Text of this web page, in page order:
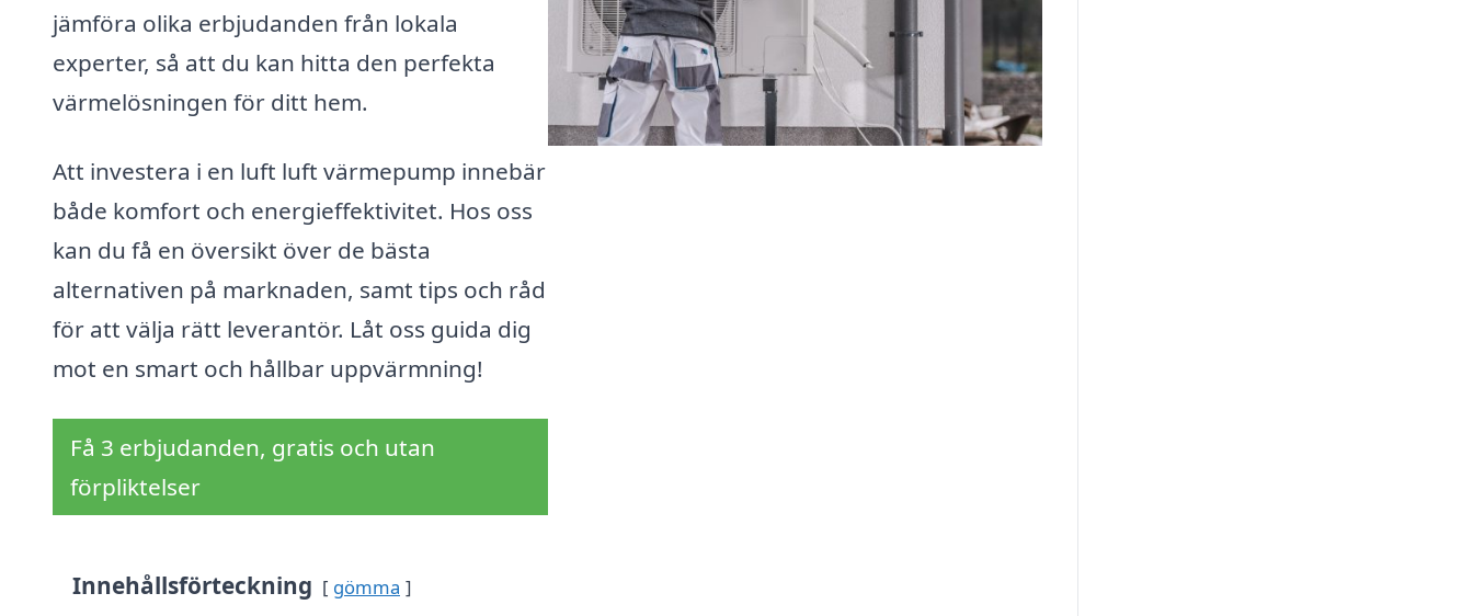
jämföra olika erbjudanden från lokala
experter, så att du kan hitta den perfekta
värmelösningen för ditt hem.
Att investera i en luft luft värmepump innebär
både komfort och energieffektivitet. Hos oss
kan du få en översikt över de bästa
alternativen på marknaden, samt tips och råd
för att välja rätt leverantör. Låt oss guida dig
mot en smart och hållbar uppvärmning!
Få 3 erbjudanden, gratis och utan
förpliktelser
Innehållsförteckning gömma